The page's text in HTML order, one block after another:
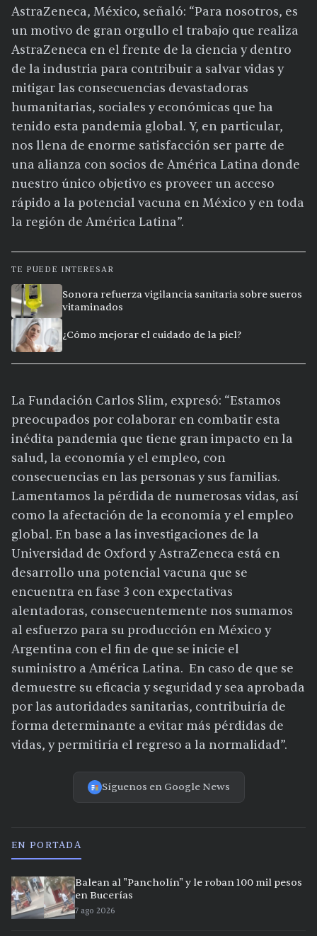
AstraZeneca, México, señaló: “Para nosotros, es
un motivo de gran orgullo el trabajo que realiza
AstraZeneca en el frente de la ciencia y dentro
de la industria para contribuir a salvar vidas y
mitigar las consecuencias devastadoras
humanitarias, sociales y económicas que ha
tenido esta pandemia global. Y, en particular,
nos llena de enorme satisfacción ser parte de
una alianza con socios de América Latina donde
nuestro único objetivo es proveer un acceso
rápido a la potencial vacuna en México y en toda
la región de América Latina”.
TE PUEDE INTERESAR
Sonora refuerza vigilancia sanitaria sobre sueros
vitaminados
¿Cómo mejorar el cuidado de la piel?
La Fundación Carlos Slim, expresó: “Estamos
preocupados por colaborar en combatir esta
inédita pandemia que tiene gran impacto en la
salud, la economía y el empleo, con
consecuencias en las personas y sus familias.
Lamentamos la pérdida de numerosas vidas, así
como la afectación de la economía y el empleo
global. En base a las investigaciones de la
Universidad de Oxford y AstraZeneca está en
desarrollo una potencial vacuna que se
encuentra en fase 3 con expectativas
alentadoras, consecuentemente nos sumamos
al esfuerzo para su producción en México y
Argentina con el fin de que se inicie el
suministro a América Latina. En caso de que se
demuestre su eficacia y seguridad y sea aprobada
por las autoridades sanitarias, contribuiría de
forma determinante a evitar más pérdidas de
vidas, y permitiría el regreso a la normalidad”.
Síguenos en Google News
EN PORTADA
Balean al "Pancholín" y le roban 100 mil pesos
en Bucerías
7 ago 2026